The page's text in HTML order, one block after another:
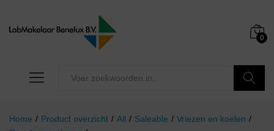
0
Home / Product overzicht / All / Saleable / Vriezen en koelen /